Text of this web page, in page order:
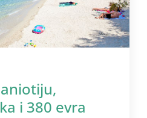
i 380 evra